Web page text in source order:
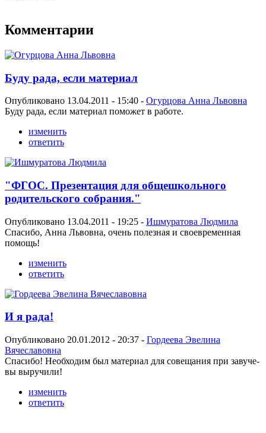
Комментарии
Буду рада, если материал
Опубликовано 13.04.2011 - 15:40 - Огурцова Анна Львовна
Буду рада, если материал поможет в работе.
изменить
ответить
"ФГОС. Презентация для общешкольного
родительского собрания."
Опубликовано 13.04.2011 - 19:25 - Ишмуратова Людмила
Спасибо, Анна Львовна, очень полезная и своевременная
помощь!
изменить
ответить
И я рада!
Опубликовано 20.01.2012 - 20:37 - Гордеева Эвелина
Вячеславовна
Спасибо! Необходим был материал для совещания при завуче-
вы выручили!
изменить
ответить